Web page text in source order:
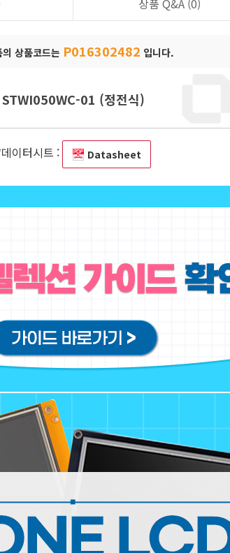
상품 Q&A (0)
의 상품코드는 P016302482 입니다.
STWI050WC-01 (정전식)
이터시트 : Datasheet